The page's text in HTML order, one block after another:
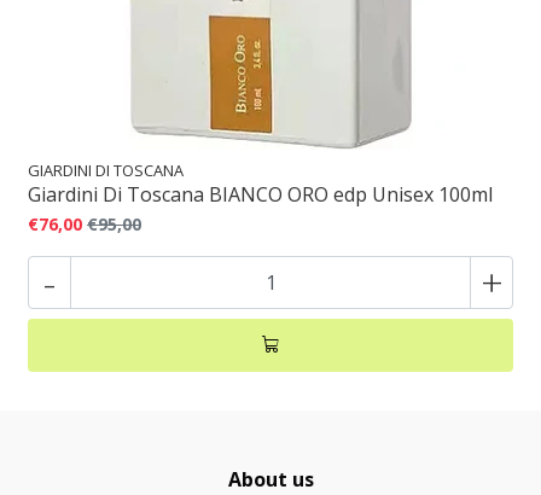
GIARDINI DI TOSCANA
Giardini Di Toscana BIANCO ORO edp Unisex 100ml
€76,00 €95,00
- +
About us